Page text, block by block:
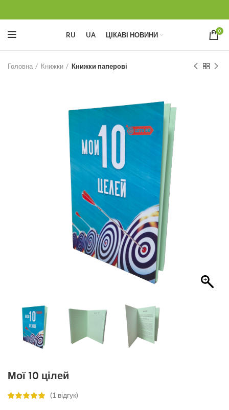
RU UA ЦІКАВІ НОВИНИ 0
Головна Книжки Книжки паперові
Мої 10 цілей
(1 відгук)